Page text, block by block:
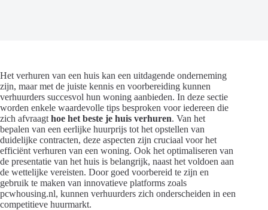
Het verhuren van een huis kan een uitdagende onderneming
zijn, maar met de juiste kennis en voorbereiding kunnen
verhuurders succesvol hun woning aanbieden. In deze sectie
worden enkele waardevolle tips besproken voor iedereen die
zich afvraagt hoe het beste je huis verhuren. Van het
bepalen van een eerlijke huurprijs tot het opstellen van
duidelijke contracten, deze aspecten zijn cruciaal voor het
efficiënt verhuren van een woning. Ook het optimaliseren van
de presentatie van het huis is belangrijk, naast het voldoen aan
de wettelijke vereisten. Door goed voorbereid te zijn en
gebruik te maken van innovatieve platforms zoals
pcwhousing.nl, kunnen verhuurders zich onderscheiden in een
competitieve huurmarkt.